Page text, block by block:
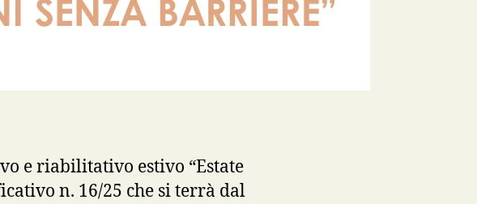
e riabilitativo estivo “Estate
n. 16/25 che si terrà dal